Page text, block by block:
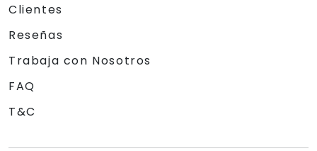
Clientes
Reseñas
Trabaja con Nosotros
FAQ
T&C